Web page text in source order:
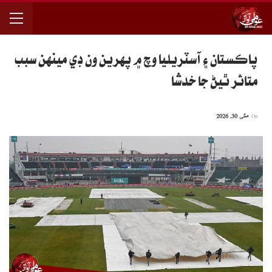
پاڪستان ۽ آسٽريليا وچ ۾ پهرين ون ڊي مينهن سبب
متاثر ٿيڻ جا خدشا
مئی 30, 2026